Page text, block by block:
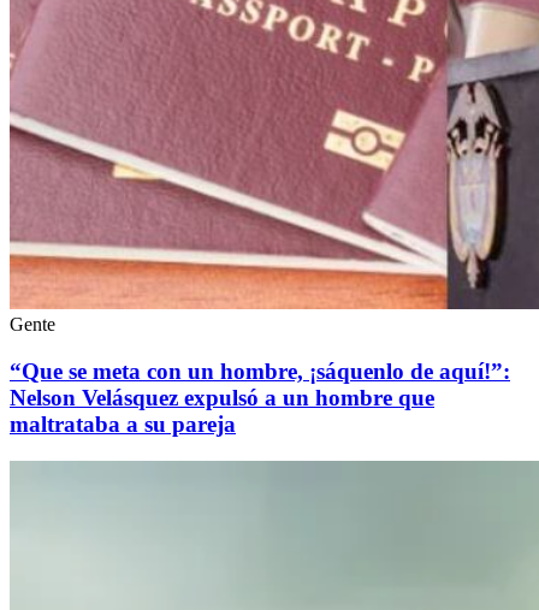
Gente
“Que se meta con un hombre, ¡sáquenlo de aquí!”:
Nelson Velásquez expulsó a un hombre que
maltrataba a su pareja